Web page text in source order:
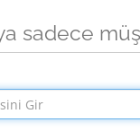
sadece